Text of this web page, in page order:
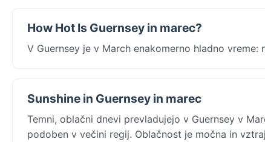
How Hot Is Guernsey in marec?
V Guernsey je v March enakomerno hladno
Sunshine in Guernsey in marec
Temni, oblačni dnevi prevladujejo v Guernsey v
podoben v večini regij. Oblačnost je močna in